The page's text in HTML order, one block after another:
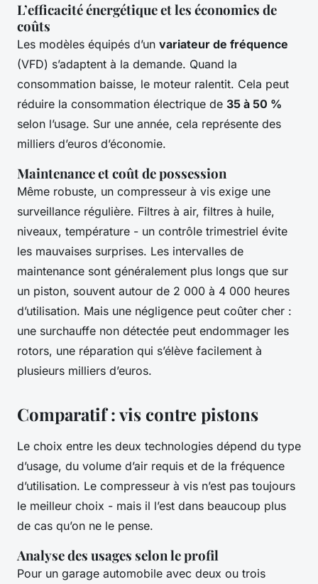
L’efficacité énergétique et les économies de
coûts
Les modèles équipés d’un variateur de fréquence
(VFD) s’adaptent à la demande. Quand la
consommation baisse, le moteur ralentit. Cela peut
réduire la consommation électrique de 35 à 50 %
selon l’usage. Sur une année, cela représente des
milliers d’euros d’économie.
Maintenance et coût de possession
Même robuste, un compresseur à vis exige une
surveillance régulière. Filtres à air, filtres à huile,
niveaux, température - un contrôle trimestriel évite
les mauvaises surprises. Les intervalles de
maintenance sont généralement plus longs que sur
un piston, souvent autour de 2 000 à 4 000 heures
d’utilisation. Mais une négligence peut coûter cher :
une surchauffe non détectée peut endommager les
rotors, une réparation qui s’élève facilement à
plusieurs milliers d’euros.
Comparatif : vis contre pistons
Le choix entre les deux technologies dépend du type
d’usage, du volume d’air requis et de la fréquence
d’utilisation. Le compresseur à vis n’est pas toujours
le meilleur choix - mais il l’est dans beaucoup plus
de cas qu’on ne le pense.
Analyse des usages selon le profil
Pour un garage automobile avec deux ou trois